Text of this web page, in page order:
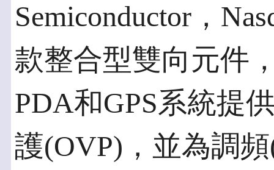
Semiconductor，
款整合型雙向元件
PDA和GPS系統提
護(OVP)，並為調